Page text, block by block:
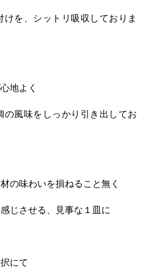
を、シットリ吸収しておりま
地よく
風味をしっかり引き出してお
の味わいを損ねること無く
じさせる、見事な１皿に
にて